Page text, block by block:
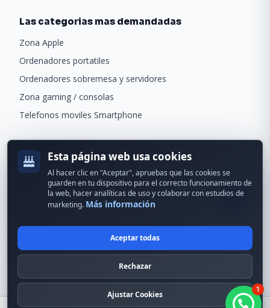
Las categorias mas demandadas
Zona Apple
Ordenadores portatiles
Ordenadores sobremesa y servidores
Zona gaming / consolas
Telefonos moviles Smartphone
Recibe ofertas exclusivas y novedades.
© 2024 Erson Tecnología. Todos los derechos reservados.
Política de privacidad
Condiciones Generales 1
Esta página web usa cookies
Al hacer clic en "Aceptar", apruebas que las cookies se
guarden en tu dispositivo para el correcto funcionamiento de
la web, hacer analíticas de uso y colaborar con estudios de
marketing. Más información
Aceptar todas
Rechazar
Ajustar Cookies